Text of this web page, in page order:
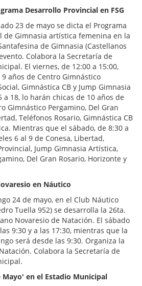
Desarrollo Provincial en FSG
23 de mayo se dicta el Programa
de Gimnasia artística femenina en la
de Gimnasia (Castellanos
Colabora la Secretaría de
El viernes, de 12:00 a 15:00,
años de Centro Gimnástico
Gimnástica CB y Jump Gimnasia
18, lo harán chicas de 10 años de
Gimnástico Pergamino, Del Gran
Teléfonos Rosario, Gimnástica CB
Mientras que el sábado, de 8:30 a
6 al 9 de Conesa, Libertad,
Jump Gimnasia Artística,
Del Gran Rosario, Horizonte y
en Náutico
24 de mayo, en el Club Náutico
Tuella 952) se desarrolla la 26ta.
Novaresio de Natación. El sábado
9:30 y a las 17:30, mientras que la
será desde las 9:30. Organiza la
Colabora la Secretaría de
en el Estadio Municipal